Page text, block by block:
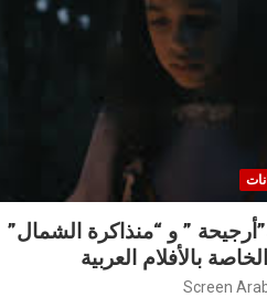
” و “منذاكرة الشمال”
بالأفلام العربية
Screen